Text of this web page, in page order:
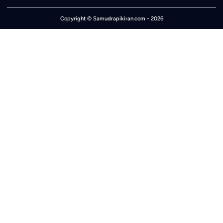
Copyright © Samudrapikiran.com - 2026